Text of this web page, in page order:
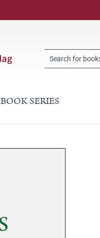
BOOK SERIES